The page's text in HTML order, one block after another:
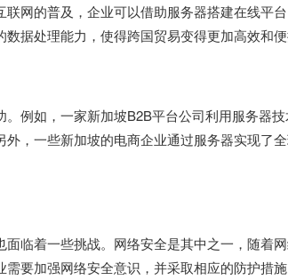
网的普及，企业可以借助服务器搭建在线平
据处理能力，使得跨国贸易变得更加高效和便
例如，一家新加坡B2B平台公司利用服务器
，一些新加坡的电商企业通过服务器实现了
临着一些挑战。网络安全是其中之一，随着
要加强网络安全意识，并采取相应的防护措